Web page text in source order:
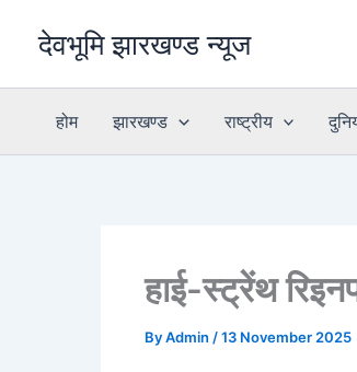
देवभूमि झारखण्ड न्यूज
होम झारखण्ड राष्ट्रीय
हाई-स्ट्रेंथ
ByAdmin /13 November 2025